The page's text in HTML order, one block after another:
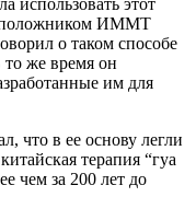
ИММТ
о таком способе
же время он
им для
что в ее основу легли
терапия “гуа
чем за 200 лет до